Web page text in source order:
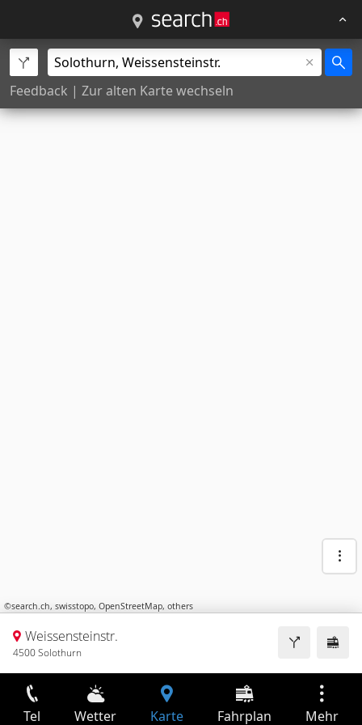
Feedback | Zur alten Karte wechseln
©search.ch, swisstopo, OpenStreetMap, others
Weissensteinstr.
4500 Solothurn
Tel Wetter Karte Fahrplan Mehr